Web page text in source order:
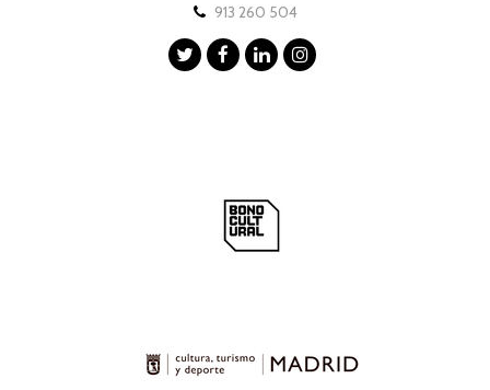
913 260 504